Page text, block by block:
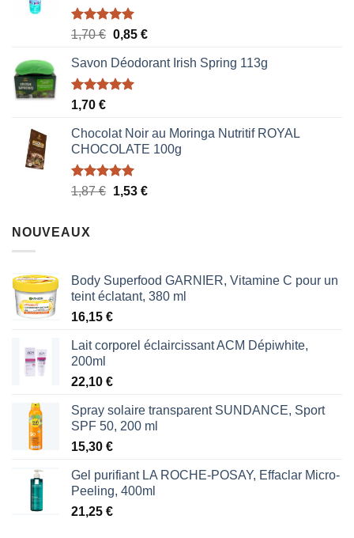
Note5.00
1,70€ Le
initial
était :
0,85 €Le
actuel
Savon Déodorant Irish Spring 113g
Note5.00
1,70 €
Chocolat Noir au Moringa Nutritif ROYAL
CHOCOLATE 100g
Note5.00
1,87€ Le
1,53 €Le
NOUVEAUX
Body Superfood GARNIER, Vitamine C pour un
teint éclatant, 380 ml
16,15 €
Lait corporel éclaircissant ACM Dépiwhite,
200ml
22,10 €
Spray solaire transparent SUNDANCE, Sport
SPF 50, 200 ml
15,30 €
Gel purifiant LA ROCHE-POSAY, Effaclar Micro-
Peeling, 400ml
21,25 €